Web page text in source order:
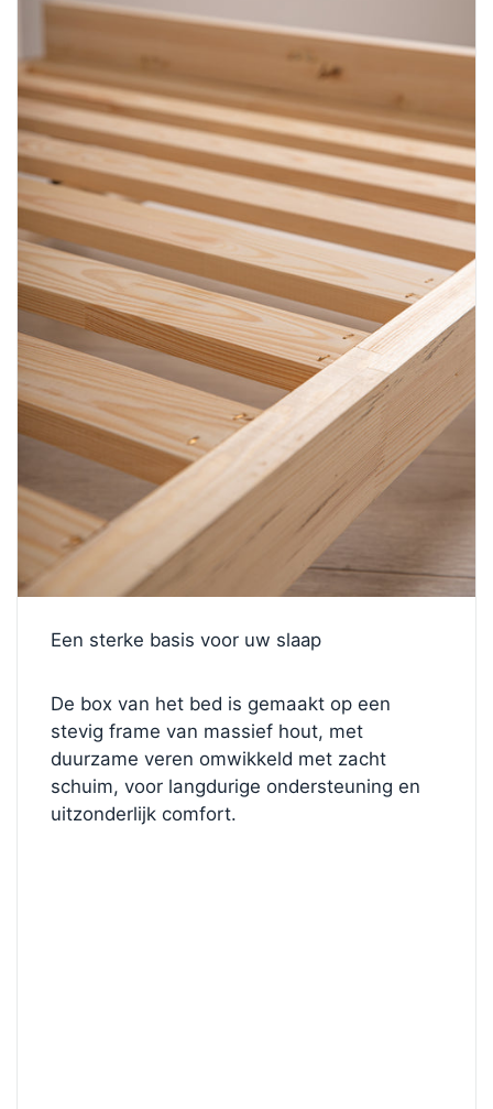
Een sterke basis voor uw slaap
De box van het bed is gemaakt op een
stevig frame van massief hout, met
duurzame veren omwikkeld met zacht
schuim, voor langdurige ondersteuning en
uitzonderlijk comfort.